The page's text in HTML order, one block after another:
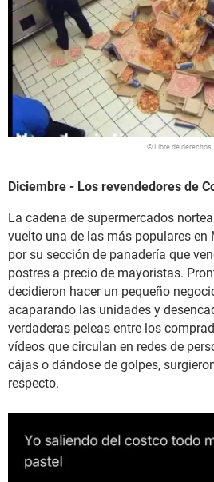
© Libre de derechos
Diciembre - Los revendedores de
La cadena de supermercados
vuelto una de las más populares en
por su sección de panadería que
postres a precio de mayoristas.
decidieron hacer un pequeño
acaparando las unidades y
verdaderas peleas entre los
vídeos que circulan en redes de
cájas o dándose de golpes,
respecto.